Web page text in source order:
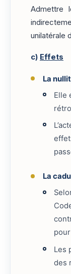
Admettre
unilatérale
c) Effets
La
Elle
La
pour
Les
des